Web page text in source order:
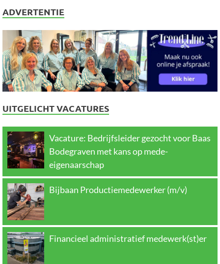
ADVERTENTIE
UITGELICHT VACATURES
Vacature: Bedrijfsleider gezocht voor Baas
Bodegraven met kans op mede-
eigenaarschap
Bijbaan Productiemedewerker (m/v)
Financieel administratief medewerk(st)er